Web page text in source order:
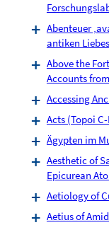
Abenteuer
antiken
Above the
Accounts
Accessing
Acts (Topoi
Ägypten im
Aesthetic of
Epicurean
Aetiology of
Aetius of